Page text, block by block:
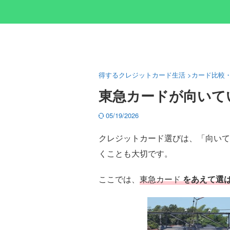
得するクレジットカード生活 >カード比較
東急カードが向い
05/19/2026
クレジットカード選びは、「向い
くことも大切です。
ここでは、 東急カードをあえて選